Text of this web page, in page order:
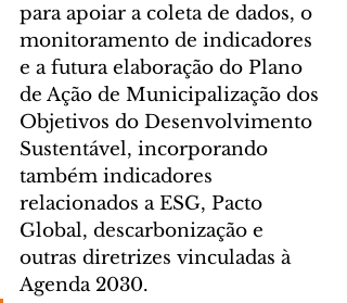
para apoiar a coleta de dados, o
monitoramento de indicadores
e a futura elaboração do Plano
de Ação de Municipalização dos
Objetivos do Desenvolvimento
Sustentável, incorporando
também indicadores
relacionados a ESG, Pacto
Global, descarbonização e
outras diretrizes vinculadas à
Agenda 2030.